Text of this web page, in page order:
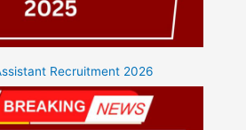
Recruitment 2026